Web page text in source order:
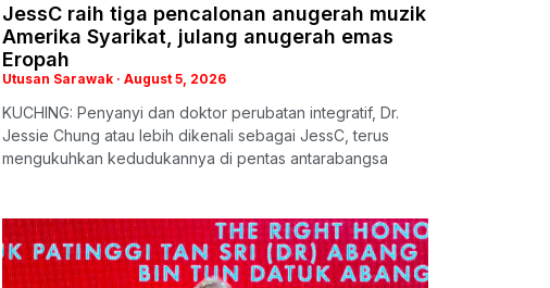
JessC raih tiga pencalonan anugerah muzik
Amerika Syarikat, julang anugerah emas
Eropah
Utusan Sarawak August 5, 2026
KUCHING: Penyanyi dan doktor perubatan integratif, Dr.
Jessie Chung atau lebih dikenali sebagai JessC, terus
mengukuhkan kedudukannya di pentas antarabangsa